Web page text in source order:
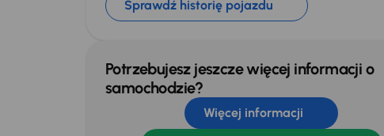
Sprawdź historię pojazdu
Potrzebujesz jeszcze więcej informacji o
samochodzie?
Więcej informacji